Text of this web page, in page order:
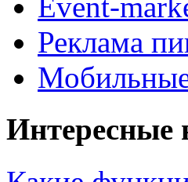
Event-
Реклама
Интересные